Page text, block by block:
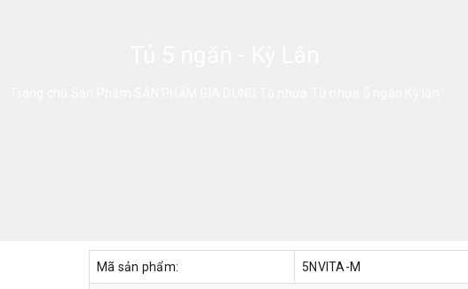
Mã sản phẩm: 5NVITA-M